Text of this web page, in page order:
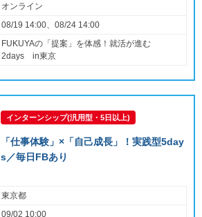
オンライン
08/19 14:00、08/24 14:00
FUKUYAの「提案」を体感！就活が進む
2days in東京
インターンシップ(汎用型・5日以上)
「仕事体験」×「自己成長」！実践型5day
s／毎日FBあり
東京都
09/02 10:00